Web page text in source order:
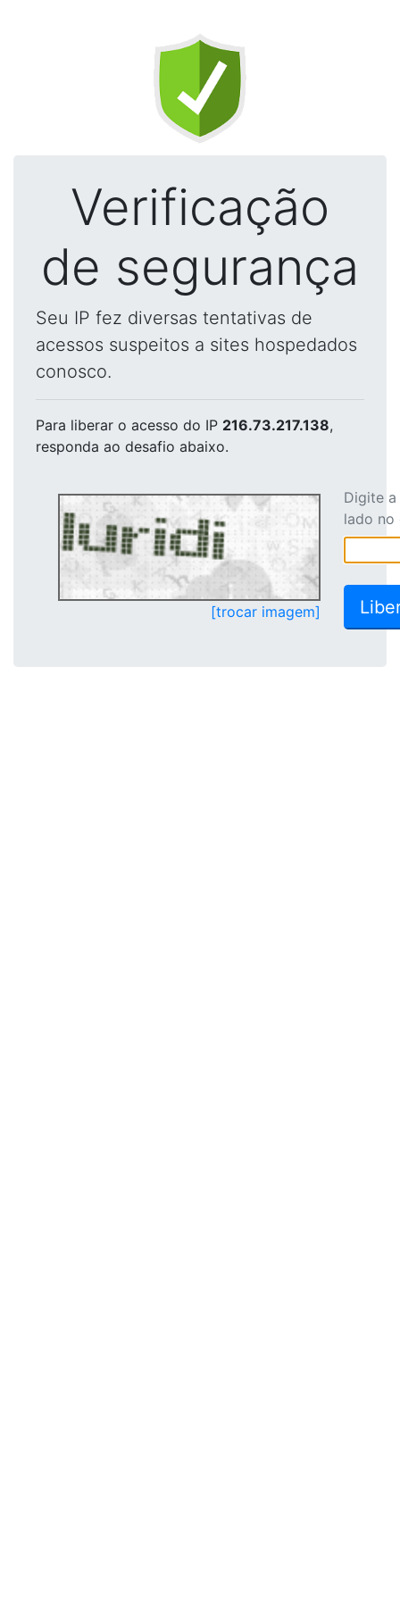
Verificação
de segurança
Seu IP fez diversas tentativas de
acessos suspeitos a sites hospedados
conosco.
Para liberar o acesso do IP 216.73.217.138,
responda ao desafio abaixo.
[trocar imagem]
Digite
lado no